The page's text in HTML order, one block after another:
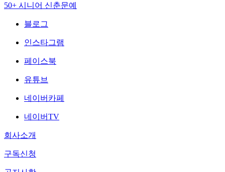
50+ 시니어 신춘문예
블로그
인스타그램
페이스북
유튜브
네이버카페
네이버TV
회사소개
구독신청